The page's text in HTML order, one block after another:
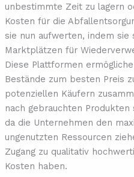
unbestimmte Zeit zu lagern
Kosten für die
sie nun aufwerten, indem sie
Marktplätzen für
Diese Plattformen
Bestände zum besten Preis
potenziellen Käufern
nach gebrauchten Produkten
da die Unternehmen den
ungenutzten Ressourcen
Zugang zu qualitativ
Kosten haben.